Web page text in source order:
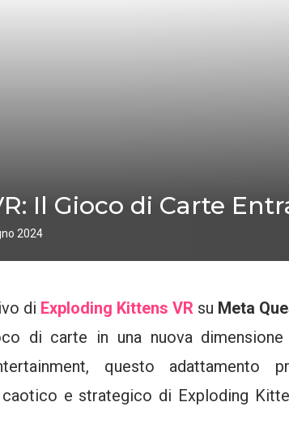
Il Gioco di Carte
2024
di Exploding Kittens VR su Meta
di carte in una nuova
questo adattamento
e strategico di Exploding